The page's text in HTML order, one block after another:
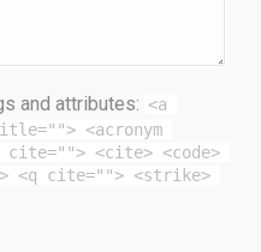
and attributes: <a
<acronym
<cite> <code>
<q cite=""> <strike>